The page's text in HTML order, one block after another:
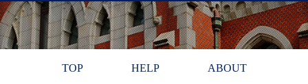
TOP HELP ABOUT